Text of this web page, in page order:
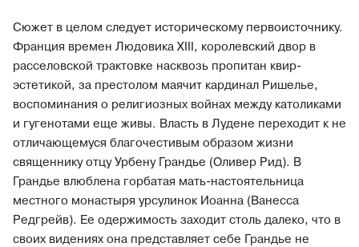
Сюжет в целом следует историческому первоисточнику.
Франция времен Людовика XIII, королевский двор в
расселовской трактовке насквозь пропитан квир-
эстетикой, за престолом маячит кардинал Ришелье,
воспоминания о религиозных войнах между католиками
и гугенотами еще живы. Власть в Лудене переходит к не
отличающемуся благочестивым образом жизни
священнику отцу Урбену Грандье (Оливер Рид). В
Грандье влюблена горбатая мать-настоятельница
местного монастыря урсулинок Иоанна (Ванесса
Редгрейв). Ее одержимость заходит столь далеко, что в
своих видениях она представляет себе Грандье не